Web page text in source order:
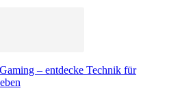
– entdecke Technik für